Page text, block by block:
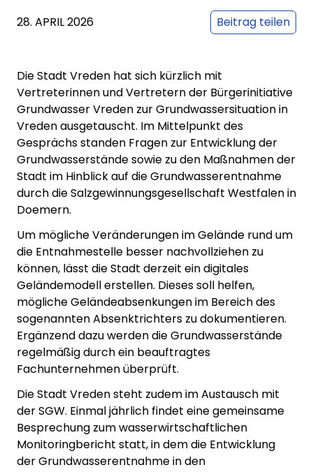
28. APRIL 2026 Beitrag teilen
Die Stadt Vreden hat sich kürzlich mit
Vertreterinnen und Vertretern der Bürgerinitiative
Grundwasser Vreden zur Grundwassersituation in
Vreden ausgetauscht. Im Mittelpunkt des
Gesprächs standen Fragen zur Entwicklung der
Grundwasserstände sowie zu den Maßnahmen der
Stadt im Hinblick auf die Grundwasserentnahme
durch die Salzgewinnungsgesellschaft Westfalen in
Doemern.
Um mögliche Veränderungen im Gelände rund um
die Entnahmestelle besser nachvollziehen zu
können, lässt die Stadt derzeit ein digitales
Geländemodell erstellen. Dieses soll helfen,
mögliche Geländeabsenkungen im Bereich des
sogenannten Absenktrichters zu dokumentieren.
Ergänzend dazu werden die Grundwasserstände
regelmäßig durch ein beauftragtes
Fachunternehmen überprüft.
Die Stadt Vreden steht zudem im Austausch mit
der SGW. Einmal jährlich findet eine gemeinsame
Besprechung zum wasserwirtschaftlichen
Monitoringbericht statt, in dem die Entwicklung
der Grundwasserentnahme in den